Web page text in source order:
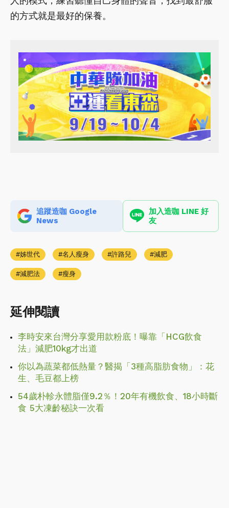
的方式就是最好的保養。
追蹤造咖 Google
News
加入造咖 LINE 好
友
姊世代 名人瘦身 許路兒 減肥
減肥法 瘦身
延伸閱讀
李時安來台灣分享愛用款粉底！曝靠「HCG飲食
法」減肥10kg才出道
你以為蔬菜都低熱量？醫揭「3種高脂肪食物」：花
生、毛豆都上榜
54歲朴軫永體脂僅9.2％！20年有機飲食、18小時斷
食 5大凍齡秘訣一次看